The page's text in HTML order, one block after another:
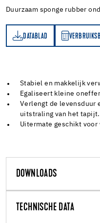
Duurzaam sponge rubber
DATABLAD
Stabiel en makkelijk
Egaliseert kleine
Verlengt de levensduur
uitstraling van het tapijt.
Uitermate geschikt voor
DOWNLOADS
TECHNISCHE DATA